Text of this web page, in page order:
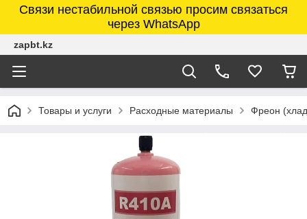
Связи нестабильной связью просим связаться
через WhatsApp
zapbt.kz
Товары и услуги Расходные материалы Фреон